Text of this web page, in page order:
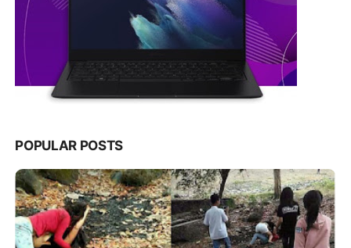
POPULAR POSTS